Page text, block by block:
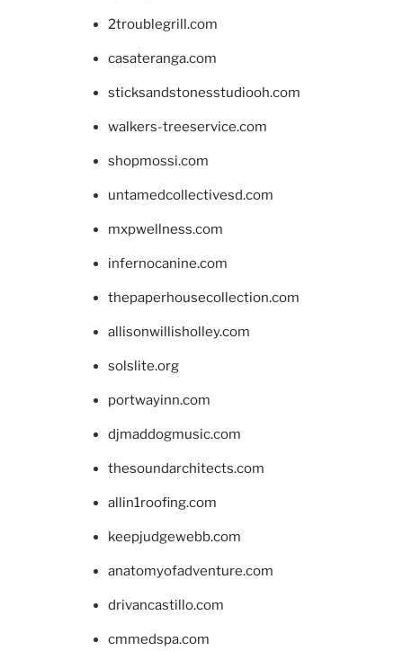
2troublegrill.com
casateranga.com
sticksandstonesstudiooh.com
walkers-treeservice.com
shopmossi.com
untamedcollectivesd.com
mxpwellness.com
infernocanine.com
thepaperhousecollection.com
allisonwillisholley.com
solslite.org
portwayinn.com
djmaddogmusic.com
thesoundarchitects.com
allin1roofing.com
keepjudgewebb.com
anatomyofadventure.com
drivancastillo.com
cmmedspa.com